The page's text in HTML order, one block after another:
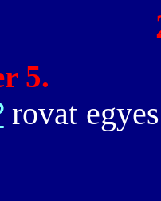
5.
rovat